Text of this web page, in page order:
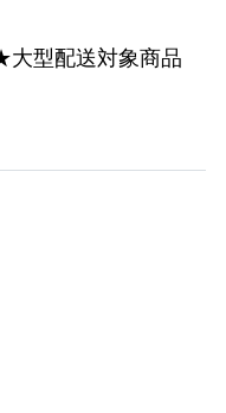
大型配送対象商品